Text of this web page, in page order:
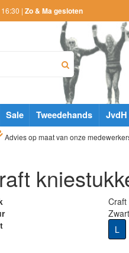
| Zo & Ma gesloten
Sale Tweedehands
Advies op maat van onze
Craft
Zwart
L